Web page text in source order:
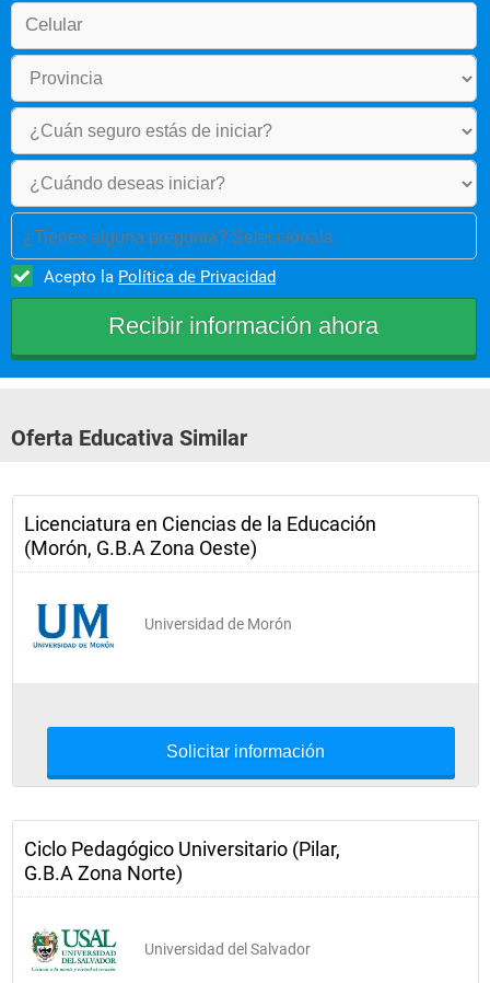
¿Tienes alguna pregunta? Selecciónala
Acepto la Política de Privacidad
Oferta Educativa Similar
Licenciatura en Ciencias de la Educación
(Morón, G.B.A Zona Oeste)
Universidad de Morón
Solicitar información
Ciclo Pedagógico Universitario (Pilar,
G.B.A Zona Norte)
Universidad del Salvador